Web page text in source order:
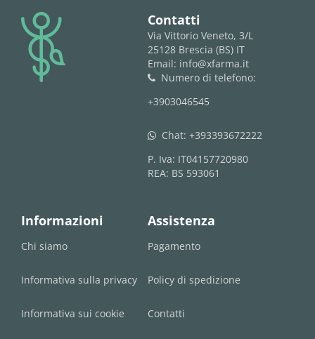
logo Contatti
Via Vittorio Veneto, 3/L
25128 Brescia (BS) IT
Email: info@xfarma.it
phone
Numero di telefono:
+3903046545
whatsapp Chat: +393393672222
P. Iva: IT04157720980
REA: BS 593061
Informazioni
Chi siamo
Informativa sulla privacy
Informativa sui cookie
Assistenza
Pagamento
Policy di spedizione
Contatti